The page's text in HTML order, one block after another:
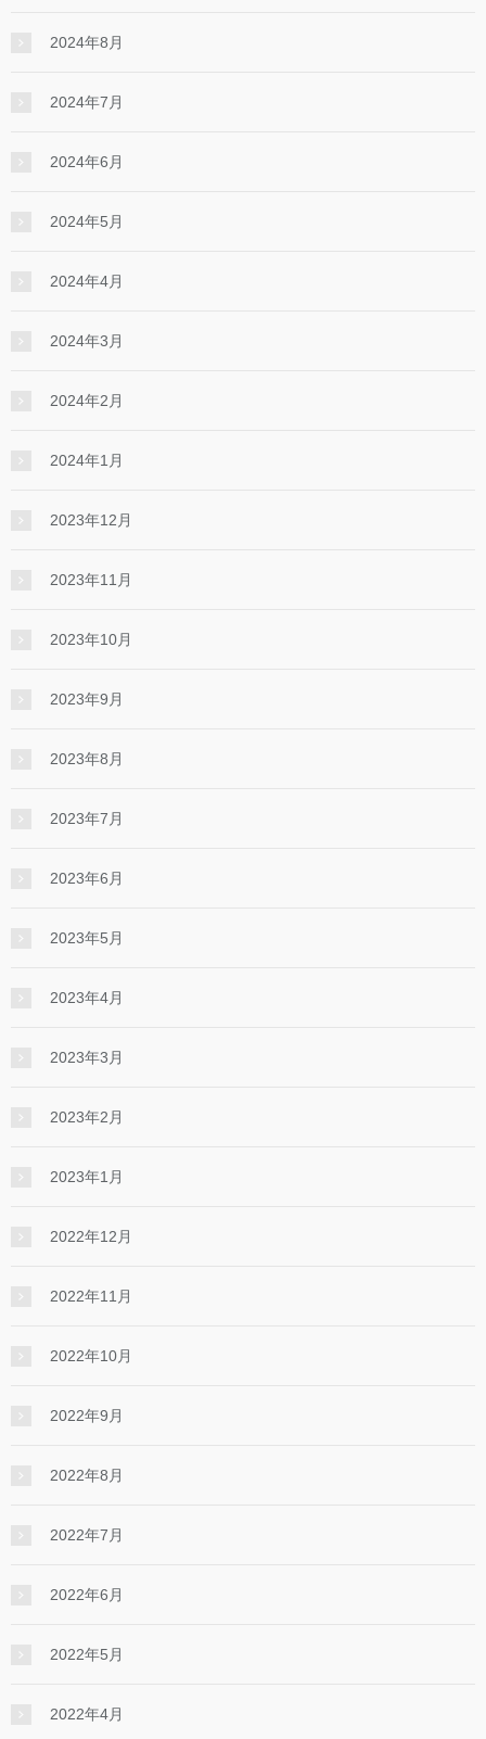
2024年8月
2024年7月
2024年6月
2024年5月
2024年4月
2024年3月
2024年2月
2024年1月
2023年12月
2023年11月
2023年10月
2023年9月
2023年8月
2023年7月
2023年6月
2023年5月
2023年4月
2023年3月
2023年2月
2023年1月
2022年12月
2022年11月
2022年10月
2022年9月
2022年8月
2022年7月
2022年6月
2022年5月
2022年4月